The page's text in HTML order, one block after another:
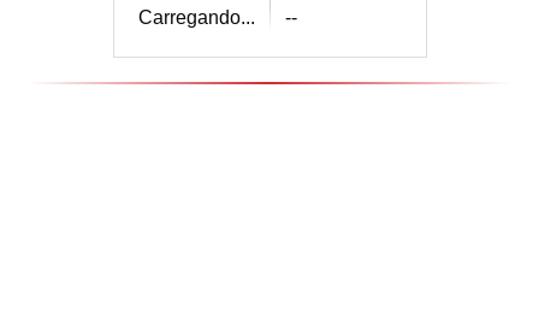
Carregando... --